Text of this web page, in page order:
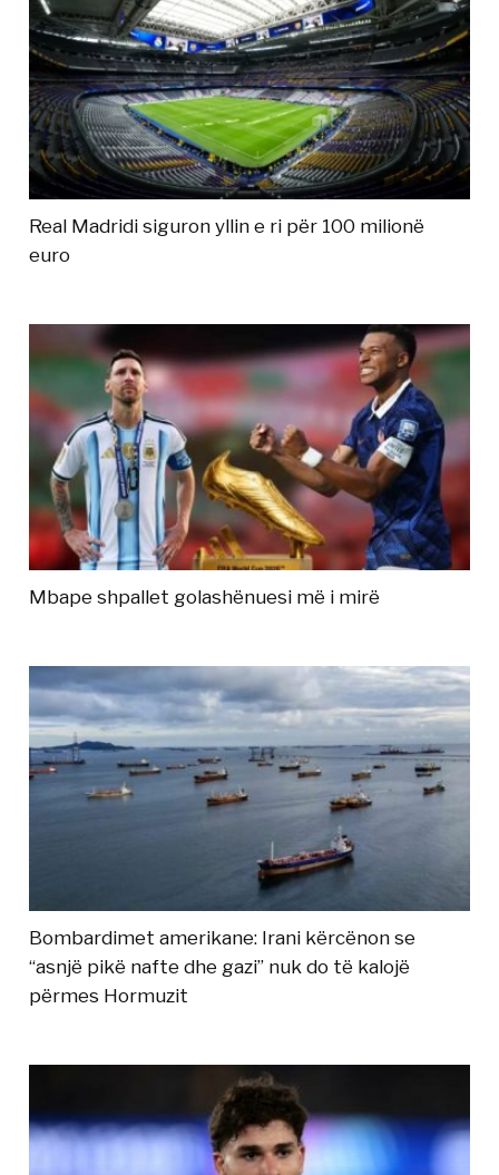
Real Madridi siguron yllin e ri për 100 milionë
euro
Mbape shpallet golashënuesi më i mirë
Bombardimet amerikane: Irani kërcënon se
“asnjë pikë nafte dhe gazi” nuk do të kalojë
përmes Hormuzit